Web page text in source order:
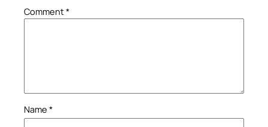
Comment*
Name *